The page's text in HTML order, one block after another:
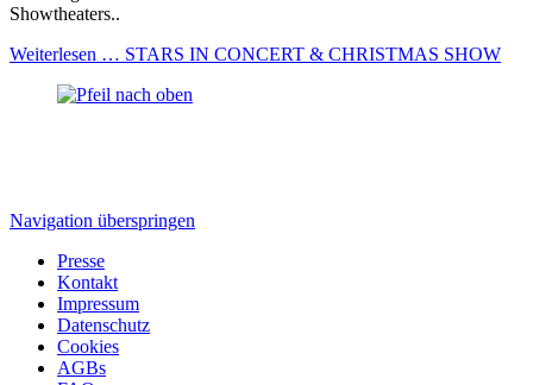
Showtheaters..
Weiterlesen … STARS IN CONCERT & CHRISTMAS SHOW
Navigation überspringen
Presse
Kontakt
Impressum
Datenschutz
Cookies
AGBs